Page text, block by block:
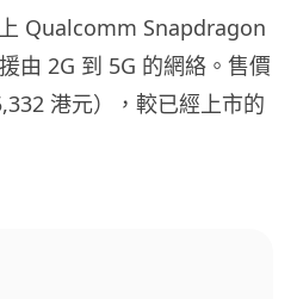
Qualcomm Snapdragon
由 2G 到 5G 的網絡。售價
港元），較已經上市的